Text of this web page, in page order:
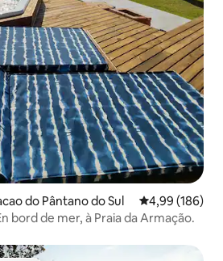
do Pântano do Sul Évaluation
4,99 (186)
bord de mer, à Praia da Armação.